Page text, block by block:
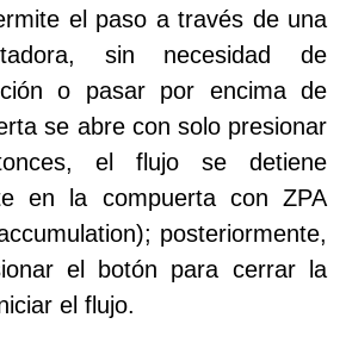
el paso a través de una
sin necesidad de
o pasar por encima de
se abre con solo presionar
el flujo se detiene
en la compuerta con ZPA
posteriormente,
el botón para cerrar la
el flujo.